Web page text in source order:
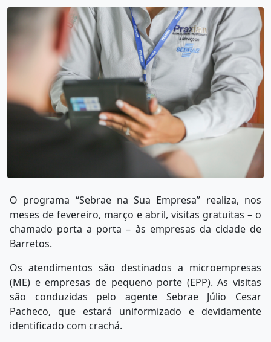
O programa “Sebrae na Sua Empresa” realiza, nos
meses de fevereiro, março e abril, visitas gratuitas – o
chamado porta a porta – às empresas da cidade de
Barretos.
Os atendimentos são destinados a microempresas
(ME) e empresas de pequeno porte (EPP). As visitas
são conduzidas pelo agente Sebrae Júlio Cesar
Pacheco, que estará uniformizado e devidamente
identificado com crachá.